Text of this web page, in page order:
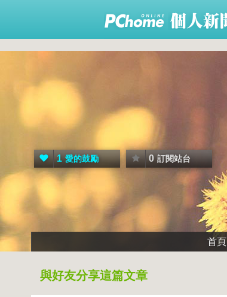
1 愛的鼓勵 0 訂閱站台
首頁
與好友分享這篇文章